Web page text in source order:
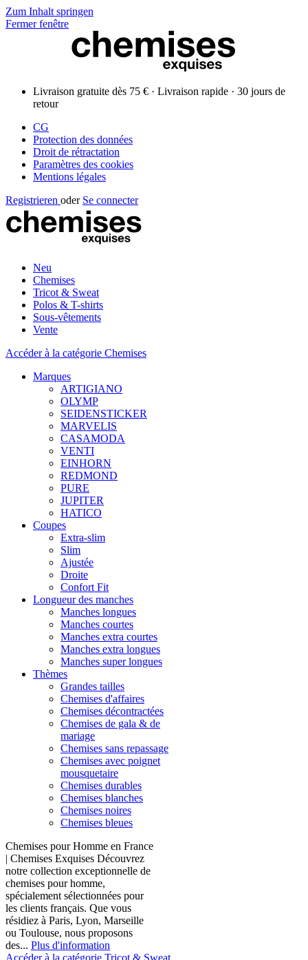
Zum Inhalt springen
Fermer fenêtre
Livraison gratuite dès 75 € · Livraison rapide · 30 jours de
retour
CG
Protection des données
Droit de rétractation
Paramètres des cookies
Mentions légales
Registrieren oder Se connecter
Neu
Chemises
Tricot & Sweat
Polos & T-shirts
Sous-vêtements
Vente
Accéder à la catégorie Chemises
Marques
ARTIGIANO
OLYMP
SEIDENSTICKER
MARVELIS
CASAMODA
VENTI
EINHORN
REDMOND
PURE
JUPITER
HATICO
Coupes
Extra-slim
Slim
Ajustée
Droite
Confort Fit
Longueur des manches
Manches longues
Manches courtes
Manches extra courtes
Manches extra longues
Manches super longues
Thèmes
Grandes tailles
Chemises d'affaires
Chemises décontractées
Chemises de gala & de
mariage
Chemises sans repassage
Chemises avec poignet
mousquetaire
Chemises durables
Chemises blanches
Chemises noires
Chemises bleues
Chemises pour Homme en France
| Chemises Exquises Découvrez
notre collection exceptionnelle de
chemises pour homme,
spécialement sélectionnées pour
les clients français. Que vous
résidiez à Paris, Lyon, Marseille
ou Toulouse, nous proposons
des... Plus d'information
Accéder à la catégorie Tricot & Sweat